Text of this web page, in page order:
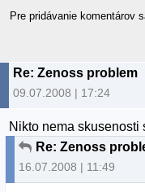
Pre pridávanie komentárov
Re: Zenoss problem
09.07.2008 | 17:24
Nikto nema skusenosti
Re: Zenoss
16.07.2008 | 11:49